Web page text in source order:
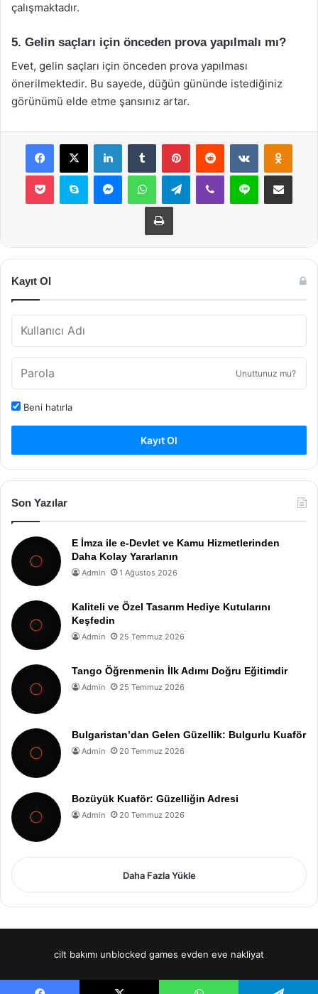
çalışmaktadır.
5. Gelin saçları için önceden prova yapılmalı mı?
Evet, gelin saçları için önceden prova yapılması
önerilmektedir. Bu sayede, düğün gününde istediğiniz
görünümü elde etme şansınız artar.
Facebook
X LinkedInTumblr PinterestReddit VKontakte
Pocket Skype MessengerWhatsAppTelegramViber Line E-Posta ile
Yazdır
Kayıt Ol
Unuttunuz mu?
Beni hatırla
Kayıt Ol
Son Yazılar
E İmza ile e-Devlet ve Kamu Hizmetlerinden
Daha Kolay Yararlanın
Admin 1 Ağustos 2026
Kaliteli ve Özel Tasarım Hediye Kutularını
Keşfedin
Admin 25 Temmuz 2026
Tango Öğrenmenin İlk Adımı Doğru Eğitimdir
Admin 25 Temmuz 2026
Bulgaristan’dan Gelen Güzellik: Bulgurlu Kuaför
Admin 20 Temmuz 2026
Bozüyük Kuaför: Güzelliğin Adresi
Admin 20 Temmuz 2026
Daha Fazla Yükle
cilt bakımı unblocked games evden eve nakliyat